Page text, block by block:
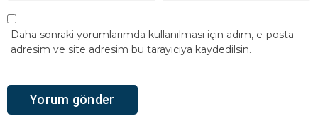
Daha sonraki yorumlarımda kullanılması için adım, e-posta
adresim ve site adresim bu tarayıcıya kaydedilsin.